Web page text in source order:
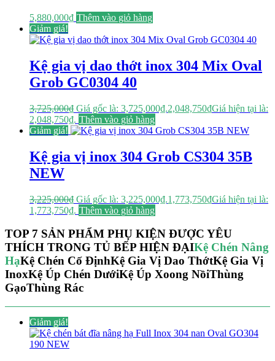
5,880,000₫ Thêm vào giỏ hàng
Giảm giá!
Kệ gia vị dao thớt inox 304 Mix Oval
Grob GC0304 40
3,725,000₫ Giá gốc là: 3,725,000₫.2,048,750₫Giá hiện tại là:
2,048,750₫. Thêm vào giỏ hàng
Giảm giá!
Kệ gia vị inox 304 Grob CS304 35B
NEW
3,225,000₫ Giá gốc là: 3,225,000₫.1,773,750₫Giá hiện tại là:
1,773,750₫. Thêm vào giỏ hàng
TOP 7 SẢN PHẨM PHỤ KIỆN ĐƯỢC YÊU
THÍCH TRONG TỦ BẾP HIỆN ĐẠIKệ Chén Nâng
HạKệ Chén Cố ĐịnhKệ Gia Vị Dao ThớtKệ Gia Vị
InoxKệ Úp Chén DướiKệ Úp Xoong NồiThùng
GạoThùng Rác
Giảm giá!